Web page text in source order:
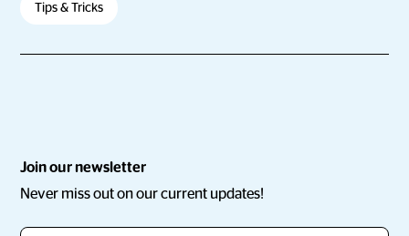
Tips & Tricks
Join our newsletter
Never miss out on our current updates!